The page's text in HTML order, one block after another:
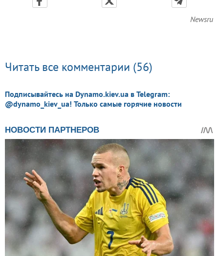
Newsru
Читать все комментарии (56)
Подписывайтесь на Dynamo.kiev.ua в Telegram:
@dynamo_kiev_ua! Только самые горячие новости